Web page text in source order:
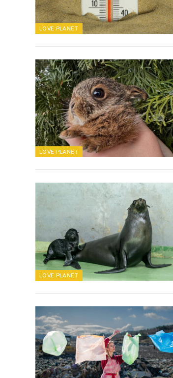
LOVE PLANET
LOVE PLANET
LOVE PLANET